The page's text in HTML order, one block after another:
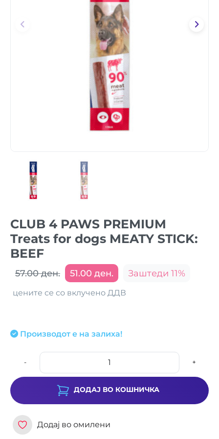
CLUB 4 PAWS PREMIUM
Treats for dogs MEATY STICK:
BEEF
57.00 ден. 51.00 ден. Заштеди 11%
цените се со вклучено ДДВ
Производот е на залиха!
- +
ДОДАЈ ВО КОШНИЧКА
Додај во омилени